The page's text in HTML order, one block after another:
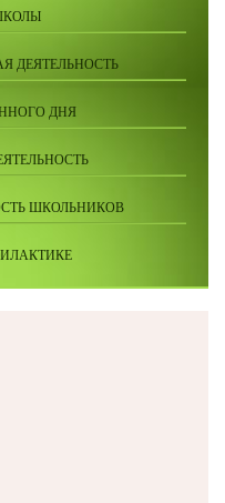
ДЕЯТЕЛЬНОСТЬ
ДНЯ
ШКОЛЬНИКОВ